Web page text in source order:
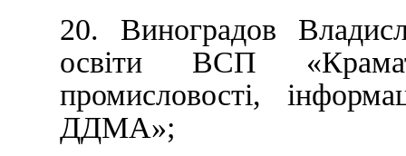
20. Виноградов
освіти ВСП
промисловості,
ДДМА»;